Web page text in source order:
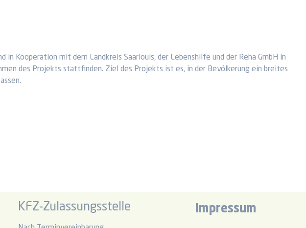
in Kooperation mit dem Landkreis Saarlouis, der Lebenshilfe und der Reha GmbH in
des Projekts stattfinden. Ziel des Projekts ist es, in der Bevölkerung ein breites
KFZ-Zulassungsstelle Impressum